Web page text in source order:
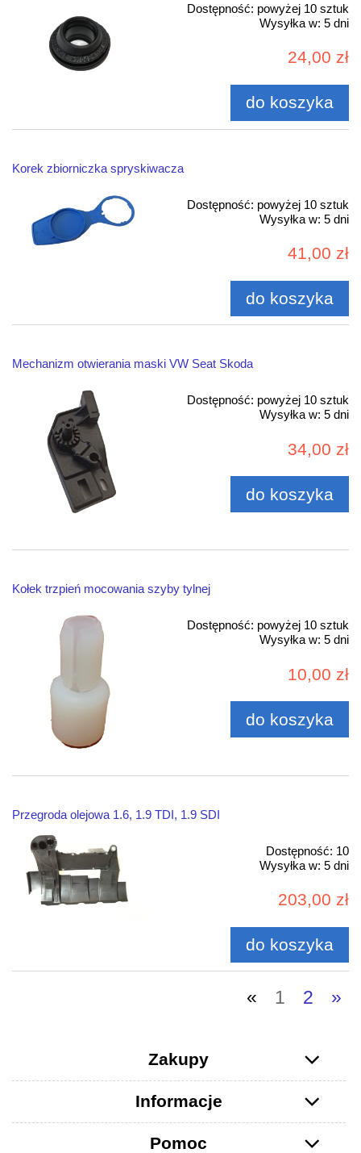
Dostępność: powyżej 10 sztuk
Wysyłka w: 5 dni
24,00 zł
do koszyka
Korek zbiorniczka spryskiwacza
Dostępność: powyżej 10 sztuk
Wysyłka w: 5 dni
41,00 zł
do koszyka
Mechanizm otwierania maski VW Seat Skoda
Dostępność: powyżej 10 sztuk
Wysyłka w: 5 dni
34,00 zł
do koszyka
Kołek trzpień mocowania szyby tylnej
Dostępność: powyżej 10 sztuk
Wysyłka w: 5 dni
10,00 zł
do koszyka
Przegroda olejowa 1.6, 1.9 TDI, 1.9 SDI
Dostępność: 10
Wysyłka w: 5 dni
203,00 zł
do koszyka
« 1 2 »
Zakupy
Informacje
Pomoc